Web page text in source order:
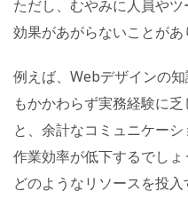
ただし、むやみに人員や
効果があがらないことがあ
例えば、Webデザインの
もかかわらず実務経験に
と、余計なコミュニケー
作業効率が低下するでしょ
どのようなリソースを投